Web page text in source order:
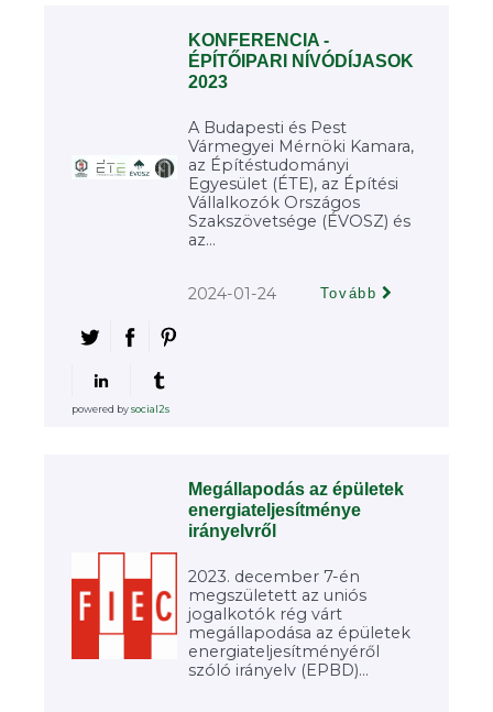
KONFERENCIA -
ÉPÍTŐIPARI NÍVÓDÍJASOK
2023
A Budapesti és Pest
Vármegyei Mérnöki Kamara,
az Építéstudományi
Egyesület (ÉTE), az Építési
Vállalkozók Országos
Szakszövetsége (ÉVOSZ) és
az...
2024-01-24 Tovább
powered bysocial2s
Megállapodás az épületek
energiateljesítménye
irányelvről
2023. december 7-én
megszületett az uniós
jogalkotók rég várt
megállapodása az épületek
energiateljesítményéről
szóló irányelv (EPBD)...